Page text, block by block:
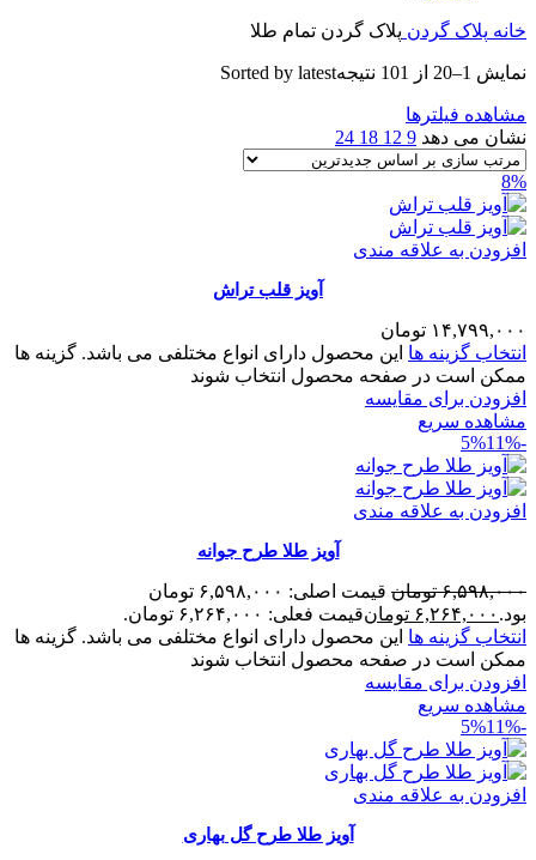
خانه پلاک گردن پلاک گردن تمام طلا
نمایش 1–20 از 101 نتیجه Sorted by latest
مشاهده فیلترها
نشان می دهد 9
12
18
24
8%
افزودن به علاقه مندی
آویز قلب تراش
۱۴,۷۹۹,۰۰۰ تومان
انتخاب گزینه ها این محصول دارای انواع مختلفی می باشد. گزینه ها
ممکن است در صفحه محصول انتخاب شوند
افزودن برای مقایسه
مشاهده سریع
-5%
11%
افزودن به علاقه مندی
آویز طلا طرح جوانه
۶,۵۹۸,۰۰۰ تومان
قیمت اصلی: ۶,۵۹۸,۰۰۰ تومان
بود. ۶,۲۶۴,۰۰۰ تومانقیمت فعلی: ۶,۲۶۴,۰۰۰ تومان.
انتخاب گزینه ها این محصول دارای انواع مختلفی می باشد. گزینه ها
ممکن است در صفحه محصول انتخاب شوند
افزودن برای مقایسه
مشاهده سریع
-5%
11%
افزودن به علاقه مندی
آویز طلا طرح گل بهاری